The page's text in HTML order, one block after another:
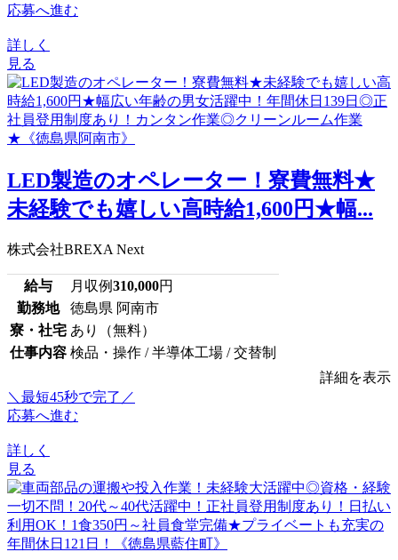
応募へ進む
詳しく
見る
LED製造のオペレーター！寮費無料★
未経験でも嬉しい高時給1,600円★幅...
株式会社BREXA Next
給与 月収例310,000円
勤務地
徳島県 阿南市
寮・社宅 あり（無料）
仕事内容 検品・操作 / 半導体工場 / 交替制
詳細を表示
＼最短45秒で完了／
応募へ進む
詳しく
見る